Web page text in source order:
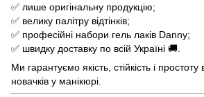
✅ лише оригінальну продукцію;
✅ велику палітру відтінків;
✅ професійні набори гель лаків Danny;
✅ швидку доставку по всій Україні 🚚.
Ми гарантуємо якість, стійкість і простоту
новачків у манікюрі.